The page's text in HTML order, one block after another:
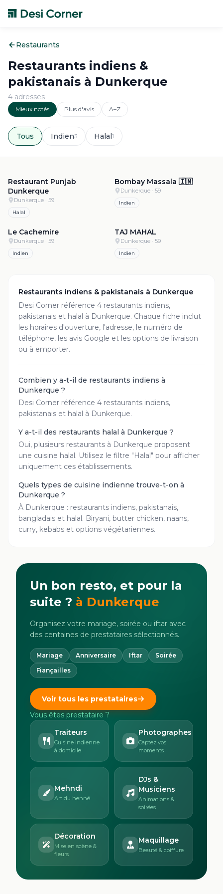
Restaurants
Restaurants indiens &
pakistanais à Dunkerque
4 adresses
Mieux notés Plus d'avis A–Z
Tous Indien3 Halal1
Restaurant Punjab
Dunkerque
Dunkerque · 59
Halal
Bombay Massala 🇮🇳
Dunkerque · 59
Indien
Le Cachemire
Dunkerque · 59
Indien
TAJ MAHAL
Dunkerque · 59
Indien
Restaurants indiens & pakistanais à Dunkerque
Desi Corner référence 4 restaurants indiens,
pakistanais et halal à Dunkerque. Chaque fiche inclut
les horaires d'ouverture, l'adresse, le numéro de
téléphone, les avis Google et les options de livraison
ou à emporter.
Combien y a-t-il de restaurants indiens à
Dunkerque ?
Desi Corner référence 4 restaurants indiens,
pakistanais et halal à Dunkerque.
Y a-t-il des restaurants halal à Dunkerque ?
Oui, plusieurs restaurants à Dunkerque proposent
une cuisine halal. Utilisez le filtre "Halal" pour afficher
uniquement ces établissements.
Quels types de cuisine indienne trouve-t-on à
Dunkerque ?
À Dunkerque : restaurants indiens, pakistanais,
bangladais et halal. Biryani, butter chicken, naans,
curry, kebabs et options végétariennes.
Un bon resto, et pour la
suite ? à Dunkerque
Organisez votre mariage, soirée ou iftar avec
des centaines de prestataires sélectionnés.
Mariage Anniversaire Iftar
Soirée
Fiançailles
Voir tous les prestataires
Vous êtes prestataire ?
Traiteurs
Cuisine indienne
à domicile
Photographes
Captez vos
moments
Mehndi
Art du henné
DJs &
Musiciens
Animations &
soirées
Décoration
Mise en scène &
fleurs
Maquillage
Beauté & coiffure